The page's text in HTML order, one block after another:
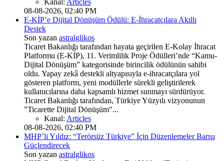
Kanal: Articles
08-08-2026, 02:40 PM
E-KİP’e Dijital Dönüşüm Ödülü: E-İhracatçılara Akıllı
Destek
Son yazan astralglikos
Ticaret Bakanlığı tarafından hayata geçirilen E-Kolay İhracat
Platformu (E-KİP), 11. Verimlilik Proje Ödülleri’nde “Kamu-
Dijital Dönüşüm” kategorisinde birincilik ödülünün sahibi
oldu. Yapay zekâ destekli altyapısıyla e-ihracatçılara yol
gösteren platform, yeni modüllerle sürekli geliştirilerek
kullanıcılarına daha kapsamlı hizmet sunmayı sürdürüyor.
Ticaret Bakanlığı tarafından, Türkiye Yüzyılı vizyonunun
"Ticarette Dijital Dönüşüm"...
Kanal: Articles
08-08-2026, 02:40 PM
MHP’li Yıldız: “Terörsüz Türkiye” İçin Düzenlemeler Barışı
Güçlendirecek
Son yazan astralglikos